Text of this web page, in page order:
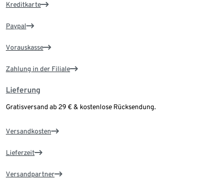
Kreditkarte
Paypal
Vorauskasse
Zahlung in der Filiale
Lieferung
Gratisversand ab 29 € & kostenlose Rücksendung.
Versandkosten
Lieferzeit
Versandpartner